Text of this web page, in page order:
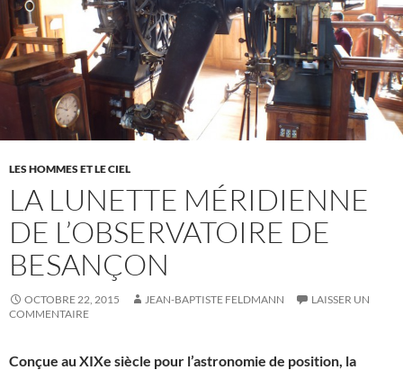
LES HOMMES ET LE CIEL
LA LUNETTE MÉRIDIENNE
DE L’OBSERVATOIRE DE
BESANÇON
OCTOBRE 22, 2015 JEAN-BAPTISTE FELDMANN
LAISSER UN
COMMENTAIRE
Conçue au XIXe siècle pour l’astronomie de position, la